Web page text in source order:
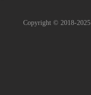
Copyright © 2018-2025